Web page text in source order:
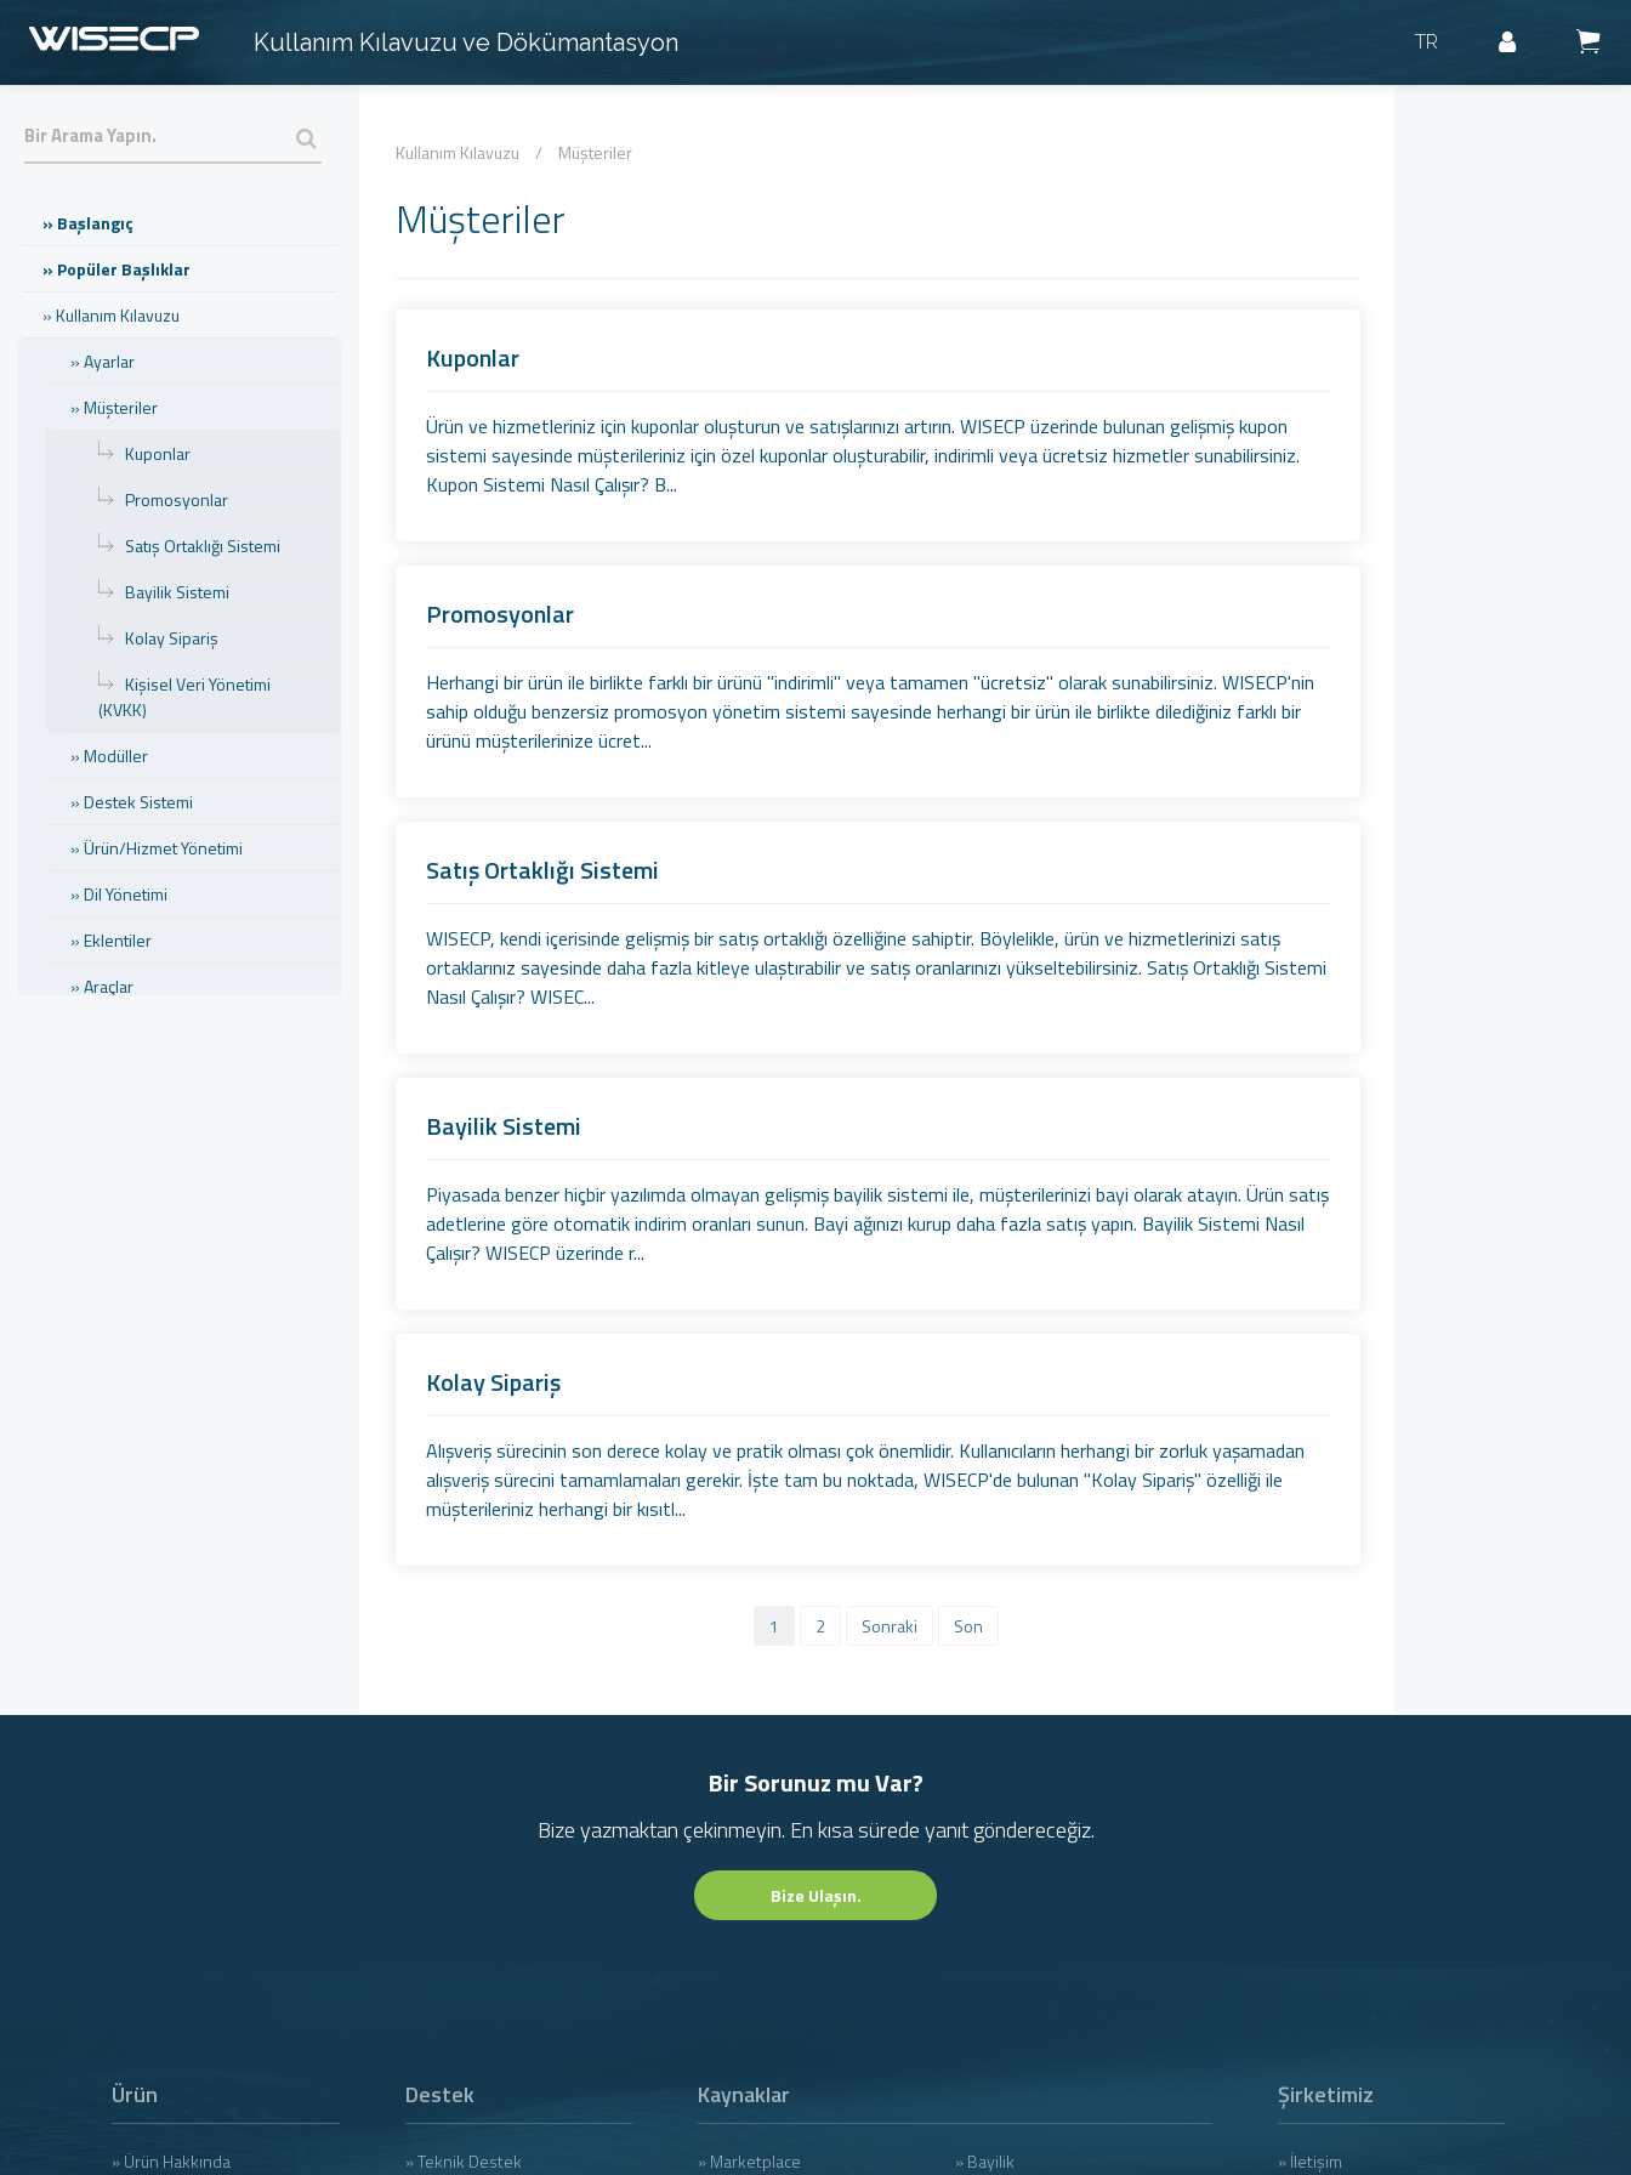
Kullanım Kılavuzu ve Dökümantasyon TR
» Başlangıç
» Popüler Başlıklar
» Kullanım Kılavuzu
» Ayarlar
» Müşteriler
Kuponlar
Promosyonlar
Satış Ortaklığı Sistemi
Bayilik Sistemi
Kolay Sipariş
Kişisel Veri Yönetimi
(KVKK)
» Modüller
» Destek Sistemi
» Ürün/Hizmet Yönetimi
» Dil Yönetimi
» Eklentiler
» Araçlar
Kullanım Kılavuzu / Müşteriler
Müşteriler
Kuponlar
Ürün ve hizmetleriniz için kuponlar oluşturun ve satışlarınızı artırın. WISECP üzerinde bulunan gelişmiş kupon
sistemi sayesinde müşterileriniz için özel kuponlar oluşturabilir, indirimli veya ücretsiz hizmetler sunabilirsiniz.
Kupon Sistemi Nasıl Çalışır? B...
Promosyonlar
Herhangi bir ürün ile birlikte farklı bir ürünü "indirimli" veya tamamen "ücretsiz" olarak sunabilirsiniz. WISECP'nin
sahip olduğu benzersiz promosyon yönetim sistemi sayesinde herhangi bir ürün ile birlikte dilediğiniz farklı bir
ürünü müşterilerinize ücret...
Satış Ortaklığı Sistemi
WISECP, kendi içerisinde gelişmiş bir satış ortaklığı özelliğine sahiptir. Böylelikle, ürün ve hizmetlerinizi satış
ortaklarınız sayesinde daha fazla kitleye ulaştırabilir ve satış oranlarınızı yükseltebilirsiniz. Satış Ortaklığı Sistemi
Nasıl Çalışır? WISEC...
Bayilik Sistemi
Piyasada benzer hiçbir yazılımda olmayan gelişmiş bayilik sistemi ile, müşterilerinizi bayi olarak atayın. Ürün satış
adetlerine göre otomatik indirim oranları sunun. Bayi ağınızı kurup daha fazla satış yapın. Bayilik Sistemi Nasıl
Çalışır? WISECP üzerinde r...
Kolay Sipariş
Alışveriş sürecinin son derece kolay ve pratik olması çok önemlidir. Kullanıcıların herhangi bir zorluk yaşamadan
alışveriş sürecini tamamlamaları gerekir. İşte tam bu noktada, WISECP'de bulunan "Kolay Sipariş" özelliği ile
müşterileriniz herhangi bir kısıtl...
1 2 Sonraki Son
Bir Sorunuz mu Var?
Bize yazmaktan çekinmeyin. En kısa sürede yanıt göndereceğiz.
Bize Ulaşın.
Ürün
» Ürün Hakkında
Destek
» Teknik Destek
Kaynaklar
» Marketplace » Bayilik
Şirketimiz
» İletişim